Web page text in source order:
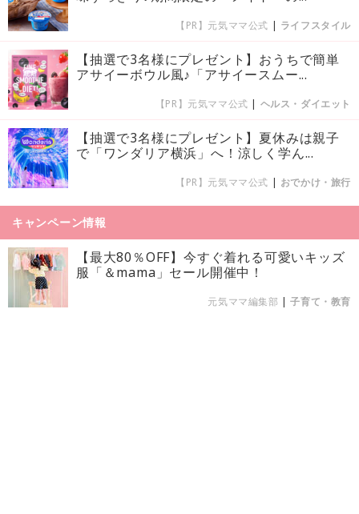
【PR】元気ママ公式 | ライフスタイル
【抽選で3名様にプレゼント】おうちで簡単
アサイーボウル風♪「アサイースムー...
【PR】元気ママ公式 | ヘルス・ダイエット
【抽選で3名様にプレゼント】夏休みは親子
で「ワンダリア横浜」へ！涼しく学ん...
【PR】元気ママ公式 | おでかけ・旅行
キャンペーン情報
【最大80％OFF】今すぐ着れる可愛いキッズ
服「＆mama」セール開催中！
元気ママ編集部 |子育て・教育